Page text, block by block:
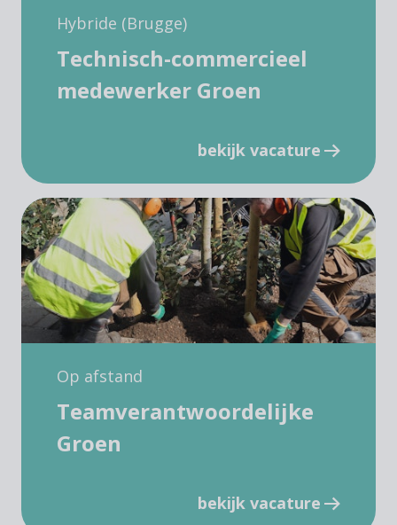
Hybride (Brugge)
Technisch-commercieel
medewerker Groen
bekijk vacature
Op afstand
Teamverantwoordelijke
Groen
bekijk vacature